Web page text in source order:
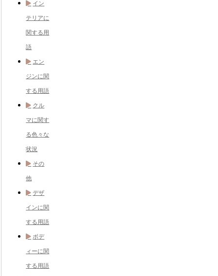
イン
テリアに
関する用
語
エン
ジンに関
する用語
クル
マに関す
る色々な
状況
その
他
デザ
インに関
する用語
ボデ
ィーに関
する用語